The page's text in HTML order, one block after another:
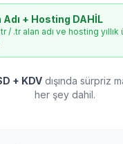
Adı + Hosting DAHİL
/ .tr alan adı ve hosting yıllık
+ KDV dışında sürpriz
her şey dahil.